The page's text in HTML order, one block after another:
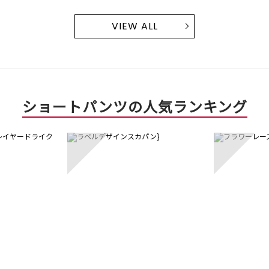
VIEW ALL
ショートパンツの人気ランキング
3 4